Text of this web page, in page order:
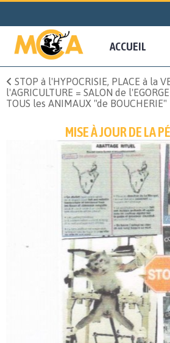
ACCUEIL
STOP à l'HYPOCRISIE, PLACE à la
l'AGRICULTURE = SALON de
TOUS les ANIMAUX "de BOUCHERIE"
MISE À JOUR DE LA